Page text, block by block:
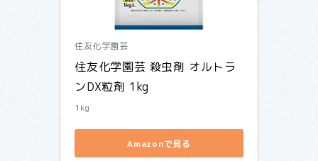
住友化学園芸
住友化学園芸 殺虫剤 オルトラ
ンDX粒剤 1kg
1kg
Amazonで見る